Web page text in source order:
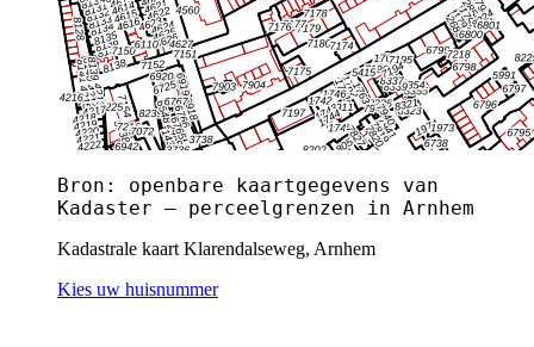
Bron: openbare kaartgegevens van
Kadaster — perceelgrenzen in Arnhem
Kadastrale kaart Klarendalseweg, Arnhem
Kies uw huisnummer